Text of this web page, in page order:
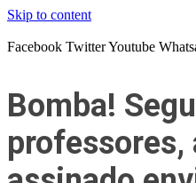
Skip to content
Facebook TwitterYoutube
Bomba!
professores,